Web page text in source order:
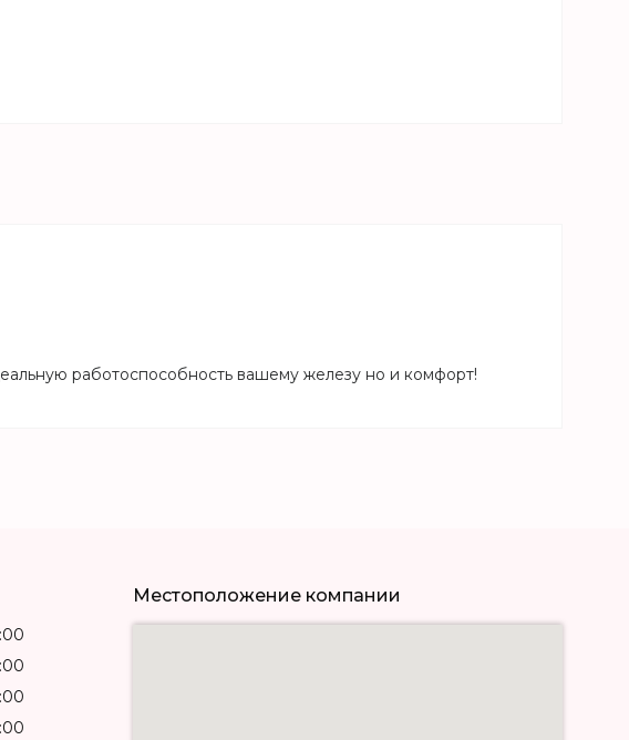
работоспособность вашему железу но и комфорт!
Местоположение компании